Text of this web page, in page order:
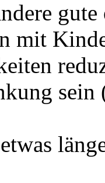
mit
sein